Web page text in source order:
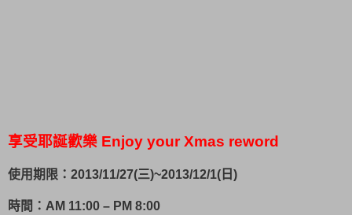
享受耶誕歡樂 Enjoy your Xmas reword
使用期限：2013/11/27(三)~2013/12/1(日)
時間：AM 11:00 – PM 8:00